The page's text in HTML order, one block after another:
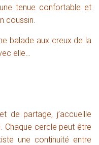
tenue confortable et
coussin.
balade aux creux de la
elle…
de partage, j’accueille
Chaque cercle peut être
une continuité entre